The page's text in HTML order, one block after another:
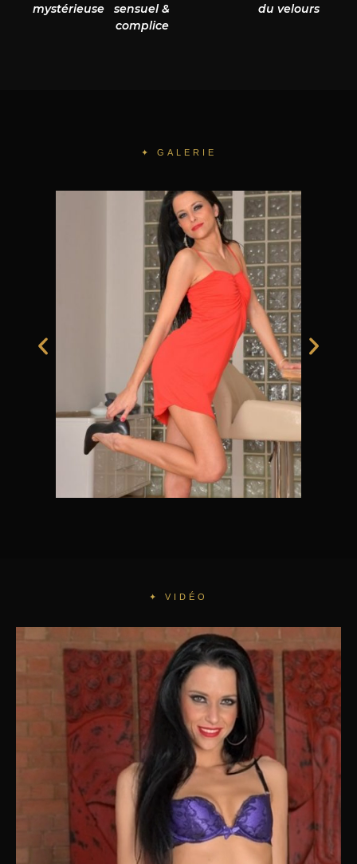
mystérieuse
sensuel &
complice
du velours
✦ GALERIE
✦ VIDÉO